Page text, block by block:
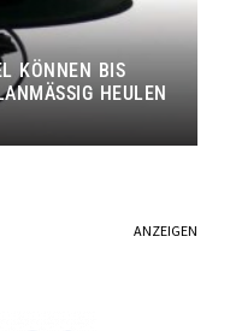
KÖNNEN BIS
HEULEN
ANZEIGEN